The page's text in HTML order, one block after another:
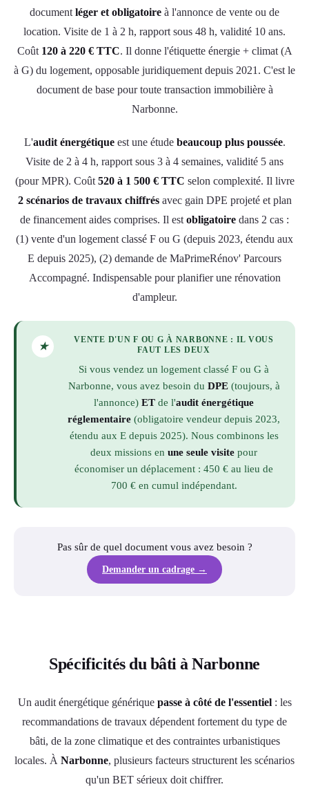
document léger et obligatoire à l'annonce de vente ou de
location. Visite de 1 à 2 h, rapport sous 48 h, validité 10 ans.
Coût 120 à 220 € TTC. Il donne l'étiquette énergie + climat (A
à G) du logement, opposable juridiquement depuis 2021. C'est le
document de base pour toute transaction immobilière à
Narbonne.
L'audit énergétiqueest une étude beaucoup plus poussée.
Visite de 2 à 4 h, rapport sous 3 à 4 semaines, validité 5 ans
(pour MPR). Coût 520 à 1 500 € TTC selon complexité. Il livre
2 scénarios de travaux chiffrésavec gain DPE projeté et plan
de financement aides comprises. Il est obligatoire dans 2 cas :
(1) vente d'un logement classé F ou G (depuis 2023, étendu aux
E depuis 2025), (2) demande de MaPrimeRénov' Parcours
Accompagné. Indispensable pour planifier une rénovation
d'ampleur.
★
VENTE D'UN F OU G À NARBONNE : IL VOUS
FAUT LES DEUX
Si vous vendez un logement classé F ou G à
Narbonne, vous avez besoin du DPE(toujours, à
l'annonce) ET de l'audit énergétique
réglementaire (obligatoire vendeur depuis 2023,
étendu aux E depuis 2025). Nous combinons les
deux missions en une seule visite pour
économiser un déplacement : 450 € au lieu de
700 € en cumul indépendant.
Pas sûr de quel document vous avez besoin ?
Demander un cadrage →
Spécificités du bâti à Narbonne
Un audit énergétique générique passe à côté de l'essentiel: les
recommandations de travaux dépendent fortement du type de
bâti, de la zone climatique et des contraintes urbanistiques
locales. À Narbonne, plusieurs facteurs structurent les scénarios
qu'un BET sérieux doit chiffrer.